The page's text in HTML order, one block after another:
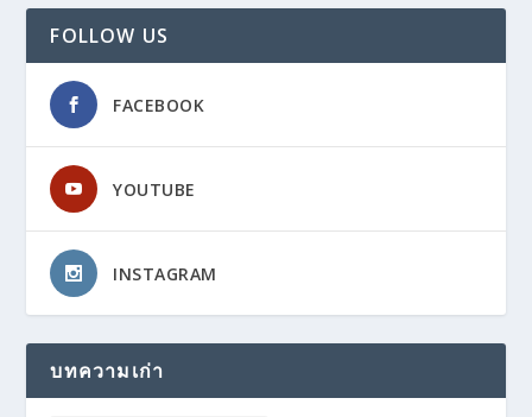
FOLLOW US
FACEBOOK
YOUTUBE
INSTAGRAM
บทความเก่า